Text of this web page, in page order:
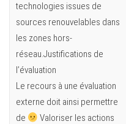
technologies issues de
sources renouvelables dans
les zones hors-
réseau.Justifications de
l’évaluation
Le recours à une évaluation
externe doit ainsi permettre
de
Valoriser les actions